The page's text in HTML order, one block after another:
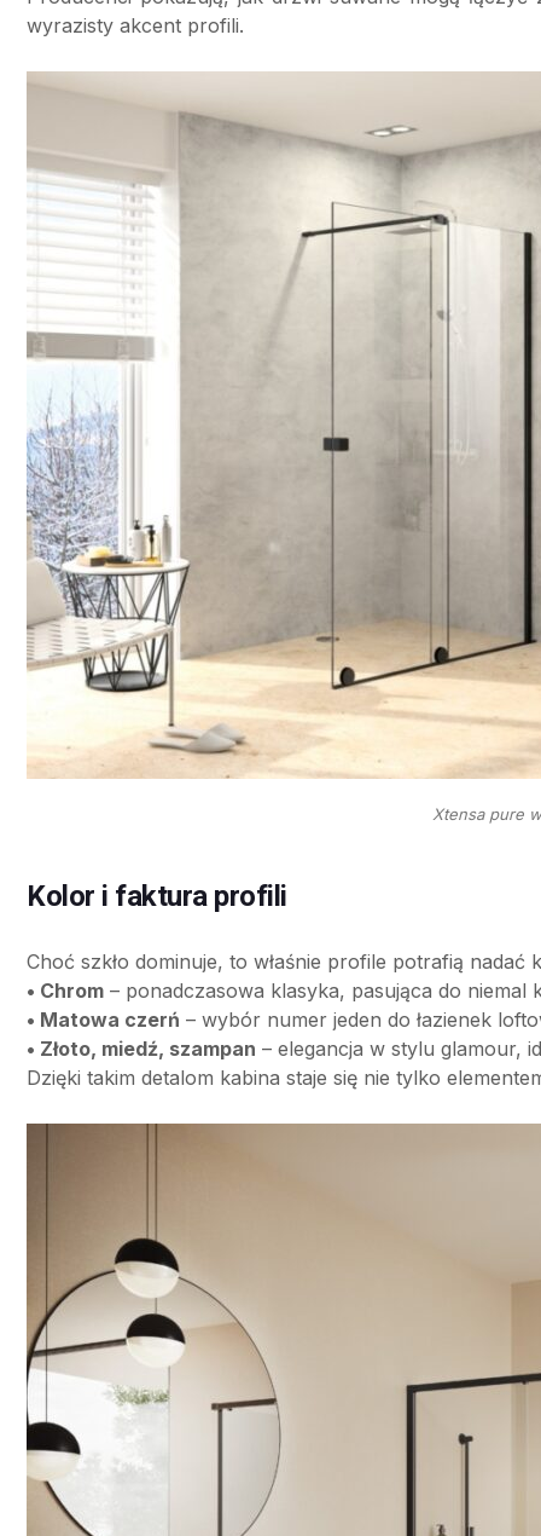
wyrazisty akcent profili.
Xtensa pure
Kolor i faktura profili
Choć szkło dominuje, to właśnie profile potrafią nadać
• Chrom – ponadczasowa klasyka, pasująca do niemal
• Matowa czerń – wybór numer jeden do łazienek
• Złoto, miedź, szampan – elegancja w stylu glamour,
Dzięki takim detalom kabina staje się nie tylko